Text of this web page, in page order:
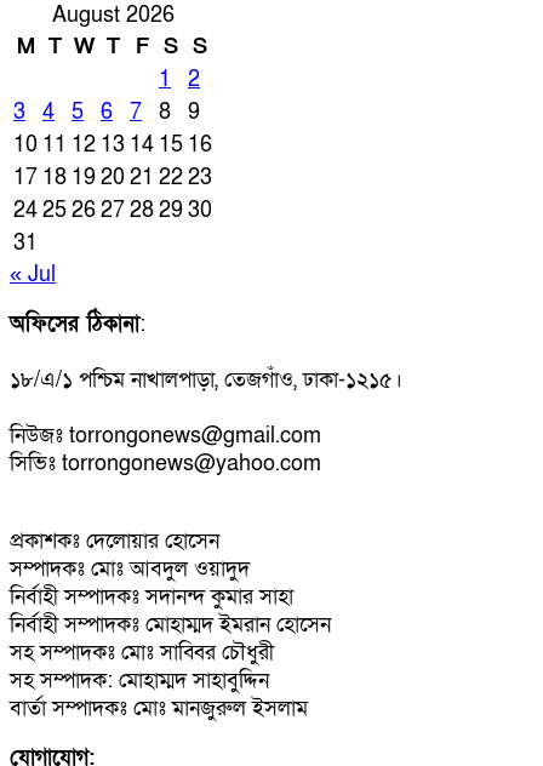
August 2026
M T W T F S S
1
2
3
4 5 6 7 8
9
10 11 12 13 14 15 16
17 18 192021 2223
24252627282930
31
« Jul
অফিসের ঠিকানা:
১৮/এ/১ পশ্চিম নাখালপাড়া, তেজগাঁও, ঢাকা-১২১৫।
নিউজঃ torrongonews@gmail.com
সিভিঃ torrongonews@yahoo.com
প্রকাশকঃ দেলোয়ার হোসেন
সম্পাদকঃ মোঃ আবদুল ওয়াদুদ
নির্বাহী সম্পাদকঃ সদানন্দ কুমার সাহা
নির্বাহী সম্পাদকঃ মোহাম্মদ ইমরান হোসেন
সহ সম্পাদকঃ মোঃ সাব্বির চৌধুরী
সহ সম্পাদক: মোহাম্মদ সাহাবুদ্দিন
বার্তা সম্পাদকঃ মোঃ মানজুরুল ইসলাম
যোগাযোগ: